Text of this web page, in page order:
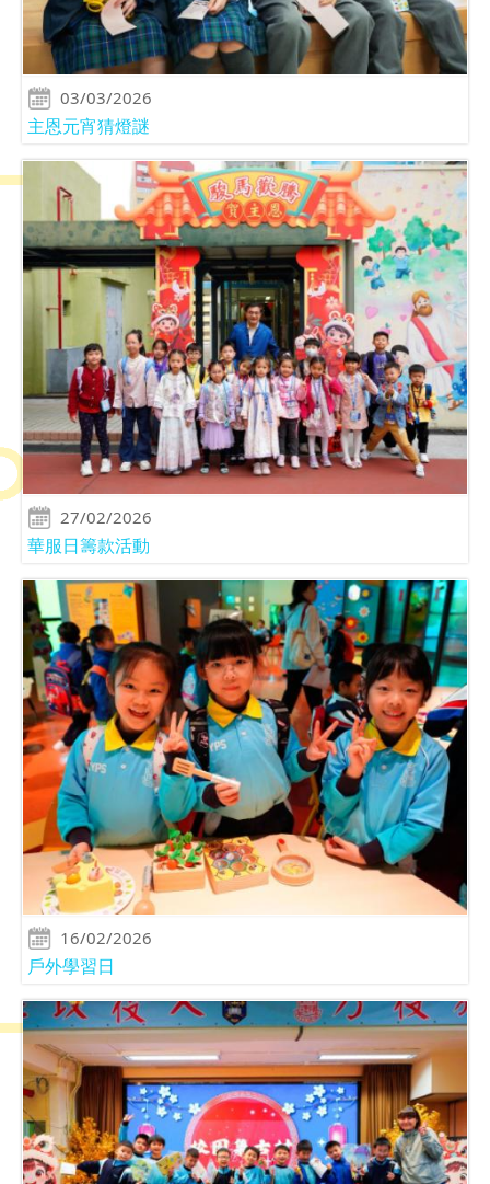
03/03/2026
主恩元宵猜燈謎
27/02/2026
華服日籌款活動
16/02/2026
戶外學習日